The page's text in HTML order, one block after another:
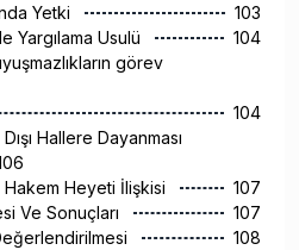
Yetki
103
Yargılama Usulü
104
görev
104
Hallere Dayanması
Hakem Heyeti İlişkisi
107
Ve Sonuçları
107
108